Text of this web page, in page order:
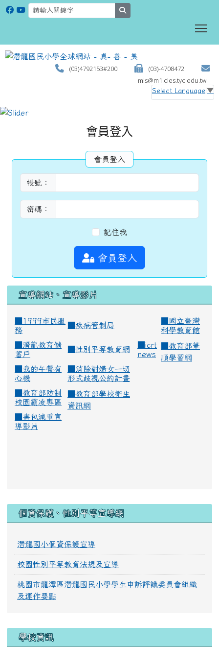
(03)4792153#200
(03)-4708472
mis@m1.cles.tyc.edu.tw
Select Language ▼
會員登入
會員登入
帳號：
密碼：
記住我
會員登入
宣導網站、宣導影片
■1999市民服
務
疾病管制局
國立臺灣
科學教育館
潛龍教育儲
蓄戶
性別平等教育網
icrt
news
教育部筆
順學習網
我的午餐有
心機
消除對婦女一切
形式歧視公約計畫
教育部防制
校園霸凌專區
教育部學校衛生
資訊網
書包減重宣
導影片
個資保護、性別平等宣導網
潛龍國小個資保護宣導
校園性別平等教育法規及宣導
桃園市龍潭區潛龍國民小學學生申訴評議委員會組織
及運作要點
學校資訊